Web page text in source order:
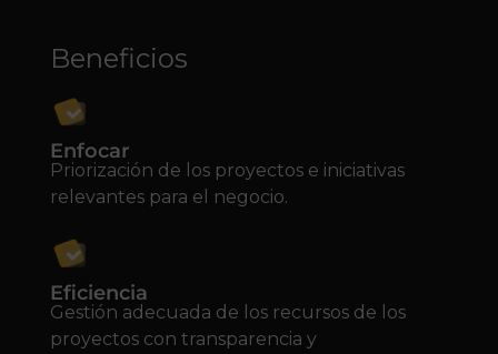
Beneficios
Enfocar
Priorización de los proyectos e iniciativas
relevantes para el negocio.
Eficiencia
Gestión adecuada de los recursos de los
proyectos con transparencia y